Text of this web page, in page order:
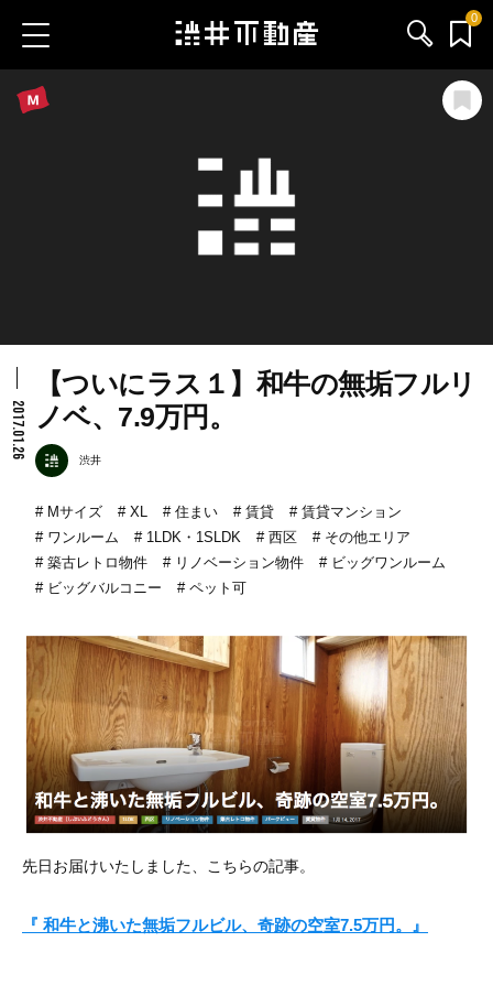
0
会社情報
2017.01.26
【ついにラス１】和牛の無垢フルリ
ノベ、7.9万円。
渋井
Mサイズ XL 住まい 賃貸
賃貸マンション
ワンルーム
1LDK・1SLDK 西区
その他エリア
築古レトロ物件
リノベーション物件
ビッグワンルーム
ビッグバルコニー
ペット可
先日お届けいたしました、こちらの記事。
『 和牛と沸いた無垢フルビル、奇跡の空室7.5万円。』